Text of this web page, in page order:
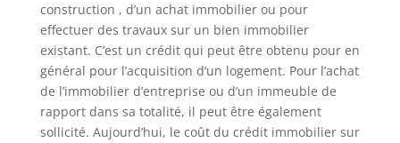
construction , d’un achat immobilier ou pour
effectuer des travaux sur un bien immobilier
existant. C’est un crédit qui peut être obtenu pour en
général pour l’acquisition d’un logement. Pour l’achat
de l’immobilier d’entreprise ou d’un immeuble de
rapport dans sa totalité, il peut être également
sollicité. Aujourd’hui, le coût du crédit immobilier sur